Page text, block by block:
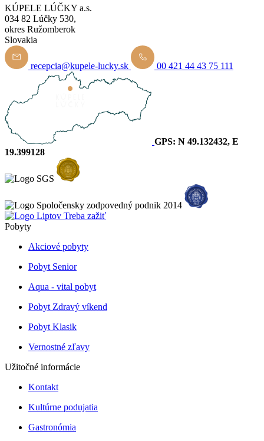
KÚPELE LÚČKY a.s.
034 82 Lúčky 530,
okres Ružomberok
Slovakia
recepcia@kupele-lucky.sk 00 421 44 43 75 111
GPS: N 49.132432, E
19.399128
Pobyty
Akciové pobyty
Pobyt Senior
Aqua - vital pobyt
Pobyt Zdravý víkend
Pobyt Klasik
Vernostné zľavy
Užitočné informácie
Kontakt
Kultúrne podujatia
Gastronómia